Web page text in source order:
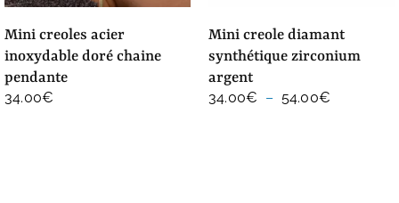
mini creoles acier
inoxydable doré chaine
pendante
34.00€
mini creole diamant
synthétique zirconium
argent
34.00€ – 54.00€